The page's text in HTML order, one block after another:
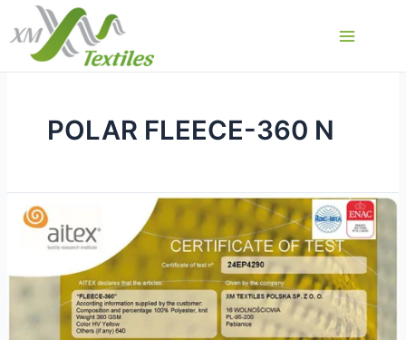
Перейти
содержимому
POLAR FLEECE-360 N